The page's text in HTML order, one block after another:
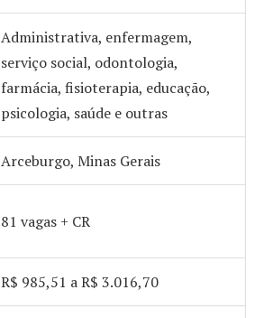
Administrativa, enfermagem,
serviço social, odontologia,
farmácia, fisioterapia, educação,
psicologia, saúde e outras
Arceburgo, Minas Gerais
81 vagas + CR
R$ 985,51 a R$ 3.016,70